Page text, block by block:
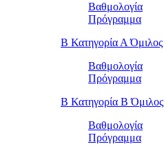
Βαθμολογία
Πρόγραμμα
Β Κατηγορία Α Όμιλος
Βαθμολογία
Πρόγραμμα
Β Κατηγορία Β Όμιλος
Βαθμολογία
Πρόγραμμα